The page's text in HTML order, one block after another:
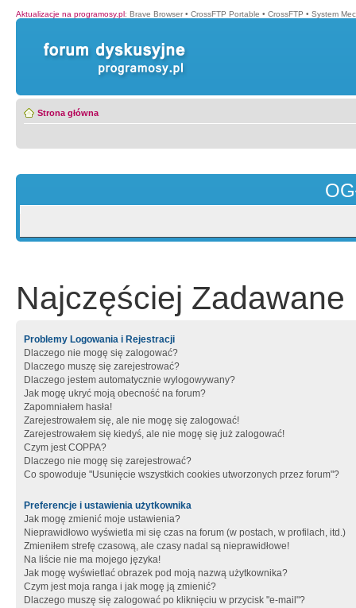
Aktualizacje na programosy.pl: Brave Browser • CrossFTP Portable • CrossFTP • System
Strona główna
Najczęściej Zadawane
Problemy Logowania i Rejestracji
Dlaczego nie mogę się zalogować?
Dlaczego muszę się zarejestrować?
Dlaczego jestem automatycznie wylogowywany?
Jak mogę ukryć moją obecność na forum?
Zapomniałem hasła!
Zarejestrowałem się, ale nie mogę się zalogować!
Zarejestrowałem się kiedyś, ale nie mogę się już zalogować!
Czym jest COPPA?
Dlaczego nie mogę się zarejestrować?
Co spowoduje "Usunięcie wszystkich cookies utworzonych przez forum"?
Preferencje i ustawienia użytkownika
Jak mogę zmienić moje ustawienia?
Nieprawidłowo wyświetla mi się czas na forum (w postach, w profilach, itd.)
Zmieniłem strefę czasową, ale czasy nadal są nieprawidłowe!
Na liście nie ma mojego języka!
Jak mogę wyświetlać obrazek pod moją nazwą użytkownika?
Czym jest moja ranga i jak mogę ją zmienić?
Dlaczego muszę się zalogować po kliknięciu w przycisk "e-mail"?